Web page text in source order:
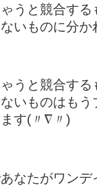
うと競合する
いものに分か
うと競合す
いものはも
す(〃∇〃)
なたがワン